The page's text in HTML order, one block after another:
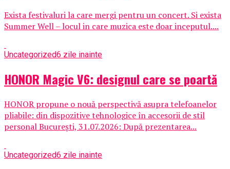
Exista festivaluri la care mergi pentru un concert. Si exista
Summer Well – locul in care muzica este doar inceputul....
Uncategorized6 zile inainte
HONOR Magic V6: designul care se poartă
HONOR propune o nouă perspectivă asupra telefoanelor
pliabile: din dispozitive tehnologice în accesorii de stil
personal București, 31.07.2026: După prezentarea...
Uncategorized6 zile inainte